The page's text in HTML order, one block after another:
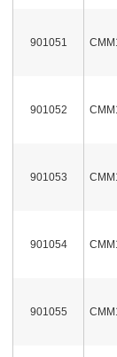
901051
901052
901053
901054
901055